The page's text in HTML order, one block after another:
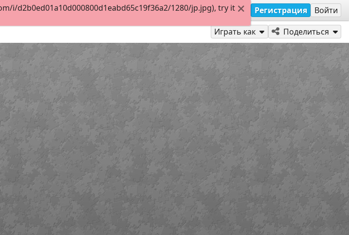
Регистрация Войти
Играть как Поделиться
i/d2b0ed01a10d000800d1eabd65c19f36a2/1280/jp.jpg), try it